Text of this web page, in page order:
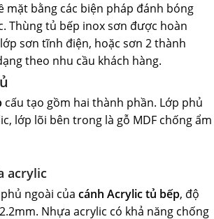
mặt bằng các biện pháp đánh bóng
Thùng tủ bếp inox sơn được hoàn
sơn tĩnh điện, hoặc sơn 2 thành
theo nhu cầu khách hàng.
cấu tạo gồm hai thành phần. Lớp phủ
lớp lõi bên trong là gỗ MDF chống ẩm
acrylic
ngoài của cánh Acrylic tủ bếp, độ
Nhựa acrylic có khả năng chống